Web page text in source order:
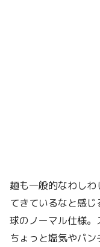
麺も一般的なわし
てきているなと感
球のノーマル仕様。
ちょっと塩気やパ